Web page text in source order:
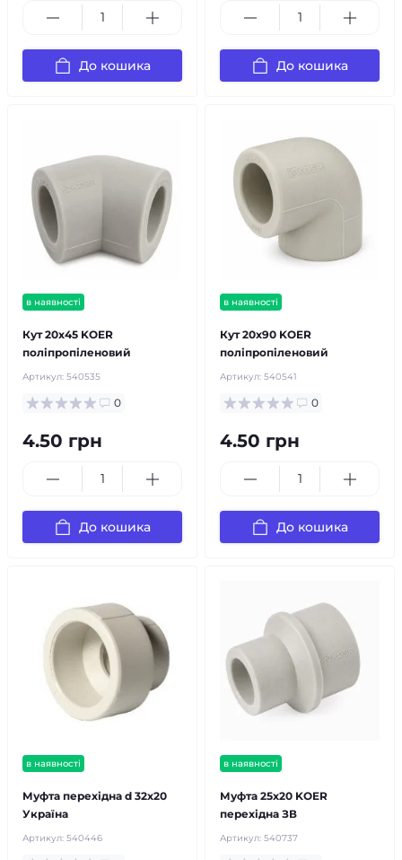
До кошика До кошика
в наявності
Кут 20х45 KOER
поліпропіленовий
Артикул: 540535
0
4.50 грн
До кошика
в наявності
Кут 20х90 KOER
поліпропіленовий
Артикул: 540541
0
4.50 грн
До кошика
в наявності
Муфта перехідна d 32х20
Україна
Артикул: 540446
в наявності
Муфта 25х20 KOER
перехідна ЗВ
Артикул: 540737